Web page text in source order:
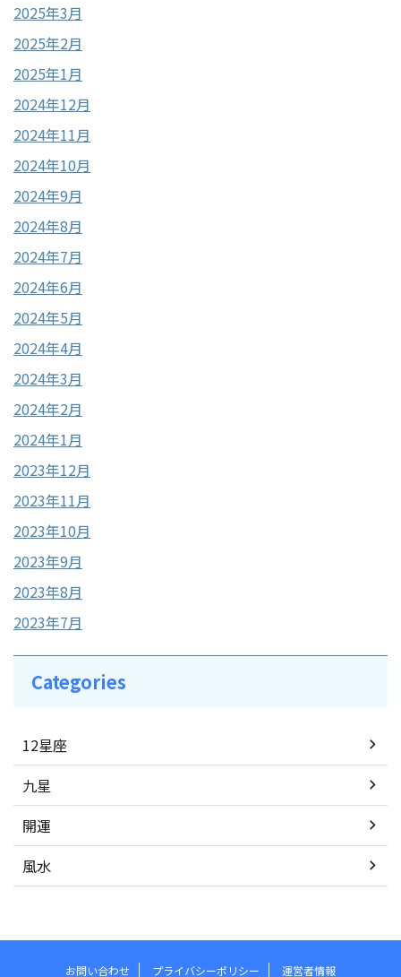
2025年3月
2025年2月
2025年1月
2024年12月
2024年11月
2024年10月
2024年9月
2024年8月
2024年7月
2024年6月
2024年5月
2024年4月
2024年3月
2024年2月
2024年1月
2023年12月
2023年11月
2023年10月
2023年9月
2023年8月
2023年7月
Categories
12星座
九星
開運
風水
お問い合わせ プライバシーポリシー 運営者情報